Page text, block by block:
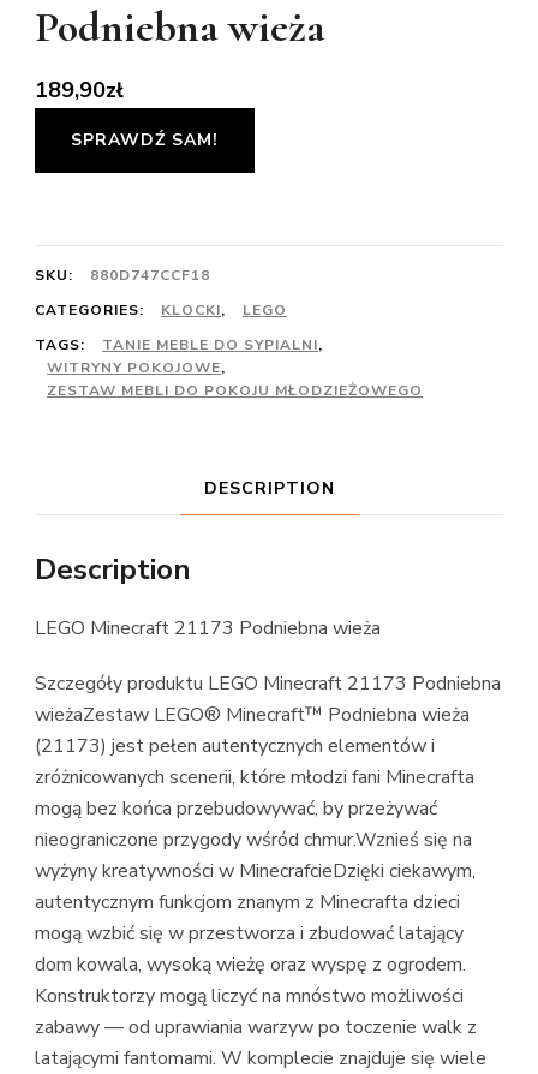
Podniebna wieża
189,90zł
SPRAWDŹ SAM!
SKU:
880D747CCF18
CATEGORIES:
KLOCKI,
LEGO
TAGS:
TANIE MEBLE DO SYPIALNI,
WITRYNY POKOJOWE,
ZESTAW MEBLI DO POKOJU MŁODZIEŻOWEGO
DESCRIPTION
Description
LEGO Minecraft 21173 Podniebna wieża
Szczegóły produktu LEGO Minecraft 21173 Podniebna
wieżaZestaw LEGO® Minecraft™ Podniebna wieża
(21173) jest pełen autentycznych elementów i
zróżnicowanych scenerii, które młodzi fani Minecrafta
mogą bez końca przebudowywać, by przeżywać
nieograniczone przygody wśród chmur.Wznieś się na
wyżyny kreatywności w MinecrafcieDzięki ciekawym,
autentycznym funkcjom znanym z Minecrafta dzieci
mogą wzbić się w przestworza i zbudować latający
dom kowala, wysoką wieżę oraz wyspę z ogrodem.
Konstruktorzy mogą liczyć na mnóstwo możliwości
zabawy — od uprawiania warzyw po toczenie walk z
latającymi fantomami. W komplecie znajduje się wiele